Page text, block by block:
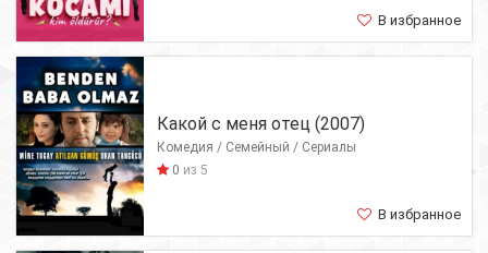
В избранное
Какой с меня отец (2007)
Комедия / Семейный / Сериалы
0 из 5
В избранное